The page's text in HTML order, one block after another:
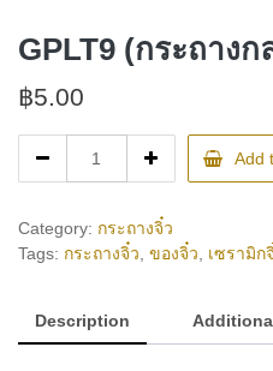
GPLT9 (กระถาง
฿5.00
(กระถาง
จิ๋ว
เคลือบ
Add
Category: กระถางจิ๋ว
Tags: กระถางจิ๋ว, ของจิ๋ว, เซรามิก
Description